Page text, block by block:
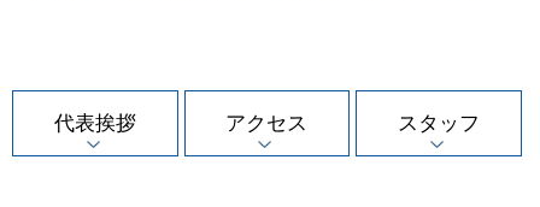
代表挨拶 アクセス スタッフ